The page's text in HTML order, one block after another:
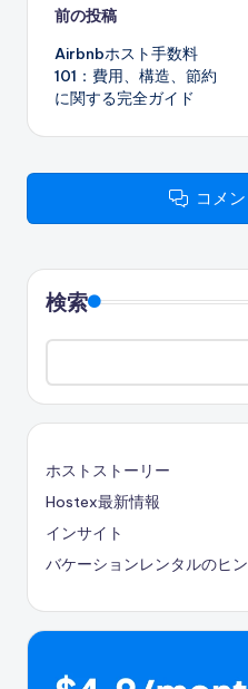
投
稿
ナ
シ
ョ
ン
前の投稿
Airbnbホスト手数料
101：費用、構造、節約
に関する完全ガイド
コメ
検索
ホストストーリー
Hostex最新情報
インサイト
バケーションレンタルのヒ